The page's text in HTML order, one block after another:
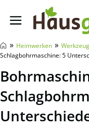
» Heimwerken » Werkzeug
Schlagbohrmaschine: 5